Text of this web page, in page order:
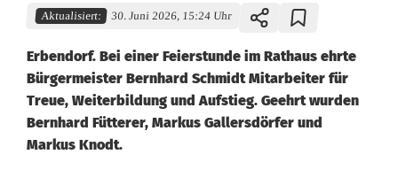
Aktualisiert: 30. Juni 2026, 15:24 Uhr
Erbendorf. Bei einer Feierstunde im Rathaus ehrte
Bürgermeister Bernhard Schmidt Mitarbeiter für
Treue, Weiterbildung und Aufstieg. Geehrt wurden
Bernhard Fütterer, Markus Gallersdörfer und
Markus Knodt.